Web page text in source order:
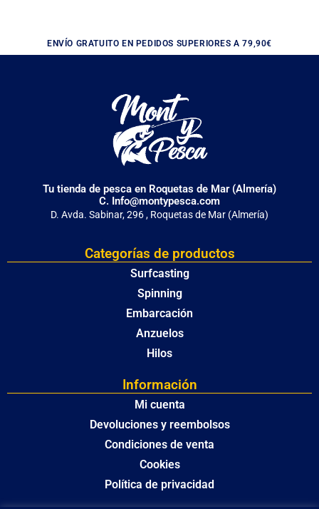
ENVÍO GRATUITO EN PEDIDOS SUPERIORES A 79,90€
Tu tienda de pesca en Roquetas de Mar (Almería)
C. Info@montypesca.com
D. Avda. Sabinar, 296 , Roquetas de Mar (Almería)
Categorías de productos
Surfcasting
Spinning
Embarcación
Anzuelos
Hilos
Información
Mi cuenta
Devoluciones y reembolsos
Condiciones de venta
Cookies
Política de privacidad